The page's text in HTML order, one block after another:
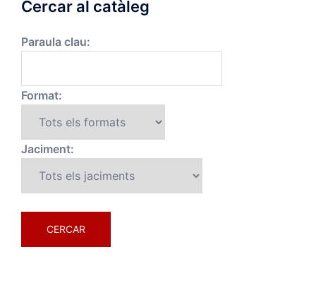
Cercar al catàleg
Paraula clau:
Format:
Jaciment: